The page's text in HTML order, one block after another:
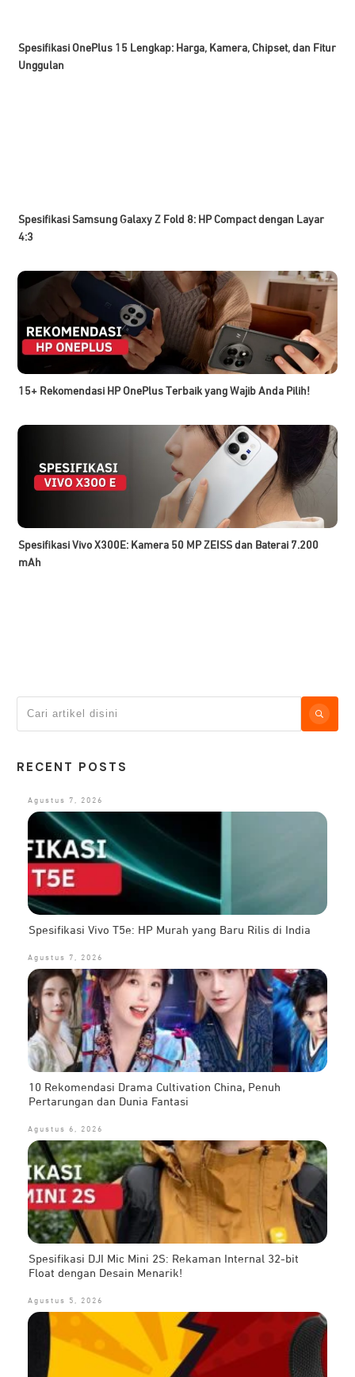
Spesifikasi OnePlus 15 Lengkap: Harga, Kamera, Chipset, dan Fitur
Unggulan
Spesifikasi Samsung Galaxy Z Fold 8: HP Compact dengan Layar
4:3
15+ Rekomendasi HP OnePlus Terbaik yang Wajib Anda Pilih!
Spesifikasi Vivo X300E: Kamera 50 MP ZEISS dan Baterai 7.200
mAh
RECENT POSTS
Agustus 7, 2026
Spesifikasi Vivo T5e: HP Murah yang Baru Rilis di India
Agustus 7, 2026
10 Rekomendasi Drama Cultivation China, Penuh
Pertarungan dan Dunia Fantasi
Agustus 6, 2026
Spesifikasi DJI Mic Mini 2S: Rekaman Internal 32-bit
Float dengan Desain Menarik!
Agustus 5, 2026